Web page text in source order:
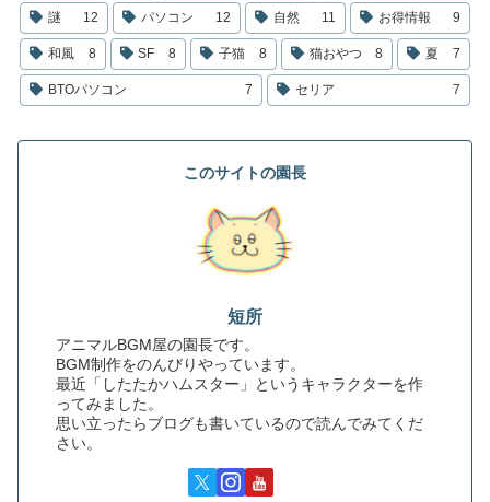
謎 12 パソコン 12 自然 11 お得情報 9
和風 8 SF 8 子猫 8 猫おやつ 8 夏 7
BTOパソコン 7 セリア 7
このサイトの園長
短所
アニマルBGM屋の園長です。
BGM制作をのんびりやっています。
最近「したたかハムスター」というキャラクターを作
ってみました。
思い立ったらブログも書いているので読んでみてくだ
さい。